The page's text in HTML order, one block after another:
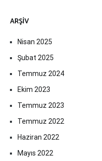
ARŞIV
Nisan 2025
Şubat 2025
Temmuz 2024
Ekim 2023
Temmuz 2023
Temmuz 2022
Haziran 2022
Mayıs 2022